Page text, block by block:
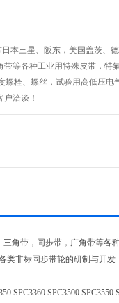
日本三星、阪东，美国盖茨、
等各种工业用特殊皮带，特
栓、螺丝，试验用高低压电
洽谈！
三角带，同步带，广角带等各
类非标同步带轮的研制与开发
SPC3360 SPC3500 SPC3550